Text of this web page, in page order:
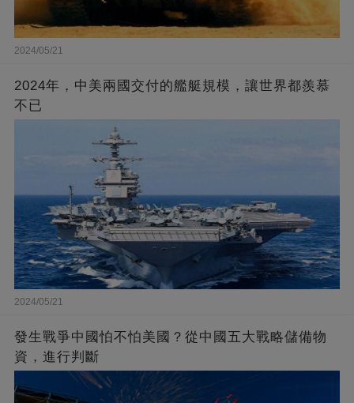
2024/05/21
2024年，中美兩國交付的艦艇規模，讓世界都羨慕
不已
2024/05/21
發生戰爭中國怕不怕美國？從中國五大戰略儲備物
資，進行判斷